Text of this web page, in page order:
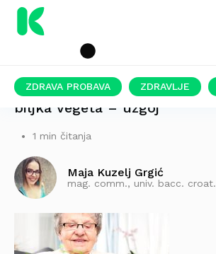
ZDRAVA PROBAVA ZDRAVLJE
biljka vegeta – uzgoj
1 min čitanja
Maja Kuzelj Grgić
mag. comm., univ. bacc. croat.